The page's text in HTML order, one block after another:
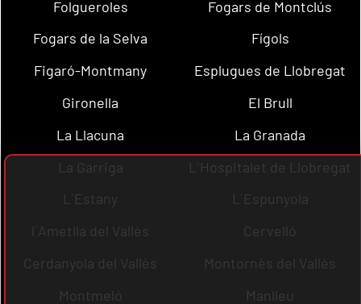
Folgueroles
Fogars de Montclús
Fogars de la Selva
Fígols
Figaró-Montmany
Esplugues de Llobregat
Gironella
El Brull
La Llacuna
La Granada
La Garriga
L´Hospitalet de Llobregat
L´Estany
L´Espunyola
l´Ametlla del Vallès
Cervelló
Cerdanyola del Vallès
Montornès del Vallès
Montmeló
Manlleu